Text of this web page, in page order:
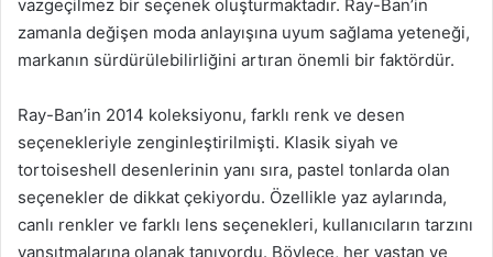
vazgeçilmez bir seçenek oluşturmaktadır. Ray-Ban’in
zamanla değişen moda anlayışına uyum sağlama yeteneği,
markanın sürdürülebilirliğini artıran önemli bir faktördür.
Ray-Ban’in 2014 koleksiyonu, farklı renk ve desen
seçenekleriyle zenginleştirilmişti. Klasik siyah ve
tortoiseshell desenlerinin yanı sıra, pastel tonlarda olan
seçenekler de dikkat çekiyordu. Özellikle yaz aylarında,
canlı renkler ve farklı lens seçenekleri, kullanıcıların tarzını
yansıtmalarına olanak tanıyordu. Böylece, her yaştan ve